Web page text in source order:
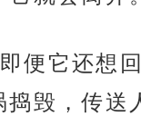
便它还想
捣毁，传送